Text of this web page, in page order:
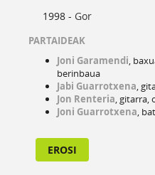
1998 - Gor
PARTAIDEAK
Joni Garamendi,
berinbaua
Jabi Guarrotxena,
Jon Renteria, gitarra,
Joni Guarrotxena,
EROSI